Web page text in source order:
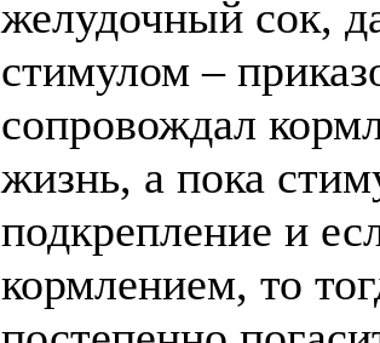
желудочный сок,
стимулом –
сопровождал
жизнь, а пока
подкрепление и
кормлением, то